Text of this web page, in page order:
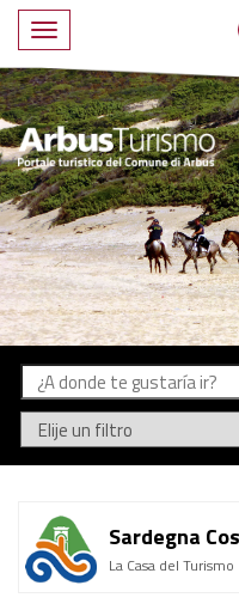
Compacto
de
navegación
Sardegna
La Casa del Turismo